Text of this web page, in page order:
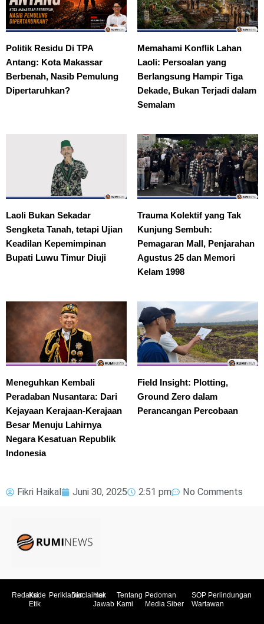
Politik Residu Di TPA
Antang: Kota Makassar
Berbenah, Nasib Pemulung
Dipertaruhkan?
Memahami Konflik Lahan
Laoli: Persoalan yang
Berlangsung Hampir Tiga
Dekade, Bukan Terjadi dalam
Semalam
Laoli Bukan Sekadar
Sengketa Tanah, tetapi Ujian
Keadilan Kepemimpinan
Bupati Luwu Timur Diuji
Trauma Kolektif yang Tak
Kunjung Sembuh:
Pemagaran Mall, Penjarahan
Agustus 25 dan Memori
Kelam 1998
Meneguhkan Kembali
Peradaban Nusantara: Dari
Kejayaan Kerajaan-Kerajaan
Besar Menuju Lahirnya
Negara Kesatuan Republik
Indonesia
Field Insight: Plotting,
Ground Zero dalam
Perancangan Percobaan
Fikri Haikal Juni 30, 2025 2:51 pm No Comments
RedaksiKode
Etik
PeriklananDisclaimer
Hak
Jawab
Tentang
Kami
Pedoman
Media Siber
SOP Perlindungan
Wartawan